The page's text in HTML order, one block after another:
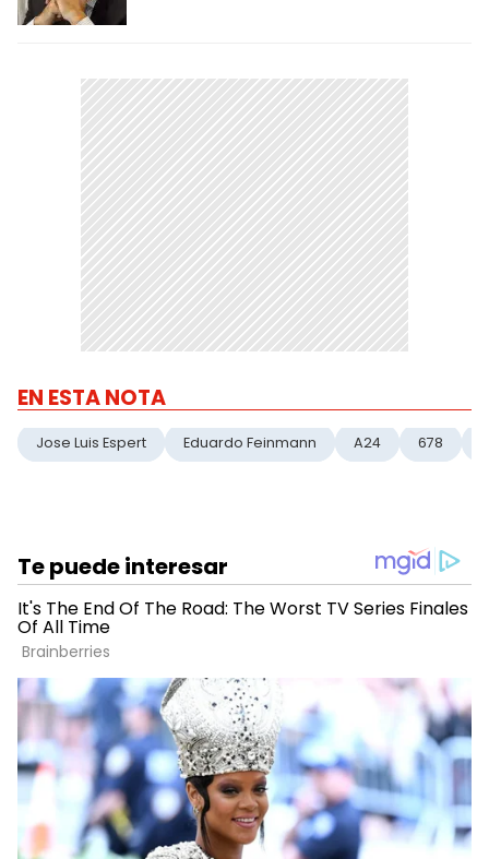
EN ESTA NOTA
Jose Luis Espert Eduardo Feinmann A24 678